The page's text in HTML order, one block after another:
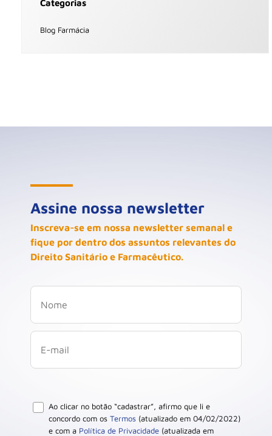
Categorias
Blog Farmácia
Assine nossa newsletter
Inscreva-se em nossa newsletter semanal e
fique por dentro dos assuntos relevantes do
Direito Sanitário e Farmacêutico.
Ao clicar no botão “cadastrar”, afirmo que li e
concordo com os Termos (atualizado em 04/02/2022)
e com a Política de Privacidade (atualizada em